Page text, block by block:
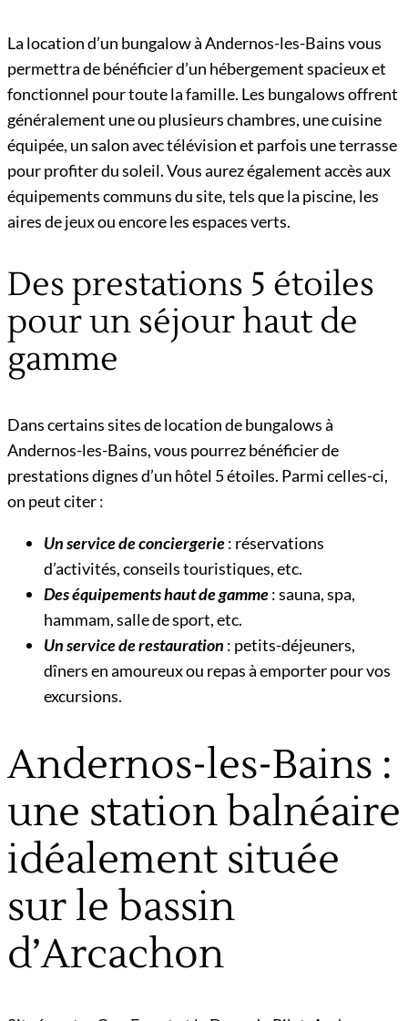
La location d’un bungalow à Andernos-les-Bains vous
permettra de bénéficier d’un hébergement spacieux et
fonctionnel pour toute la famille. Les bungalows offrent
généralement une ou plusieurs chambres, une cuisine
équipée, un salon avec télévision et parfois une terrasse
pour profiter du soleil. Vous aurez également accès aux
équipements communs du site, tels que la piscine, les
aires de jeux ou encore les espaces verts.
Des prestations 5 étoiles
pour un séjour haut de
gamme
Dans certains sites de location de bungalows à
Andernos-les-Bains, vous pourrez bénéficier de
prestations dignes d’un hôtel 5 étoiles. Parmi celles-ci,
on peut citer :
Un service de conciergerie: réservations
d’activités, conseils touristiques, etc.
Des équipements haut de gamme: sauna, spa,
hammam, salle de sport, etc.
Un service de restauration : petits-déjeuners,
dîners en amoureux ou repas à emporter pour vos
excursions.
Andernos-les-Bains :
une station balnéaire
idéalement située
sur le bassin
d’Arcachon